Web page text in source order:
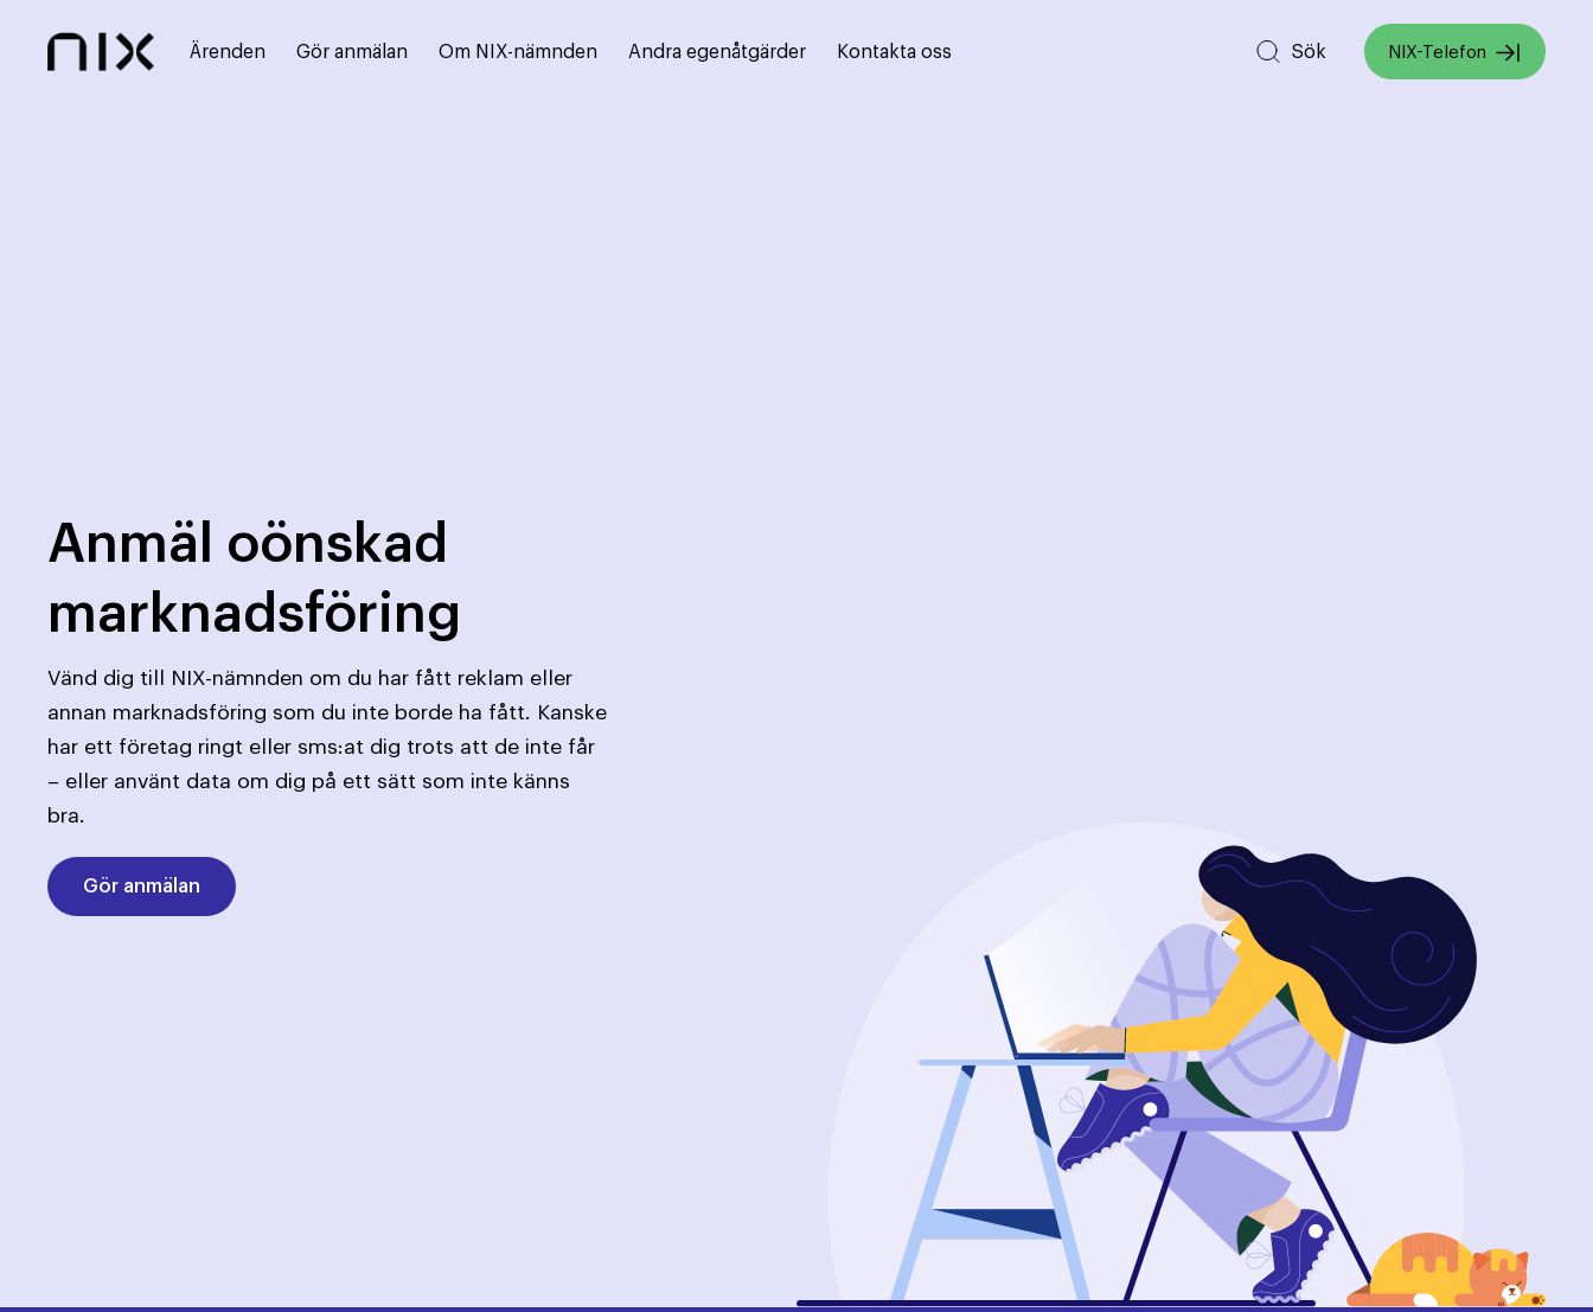
Ärenden Gör anmälan Om NIX-nämnden Andra egenåtgärder Kontakta oss Sök NIX-Telefon
Anmäl oönskad
marknadsföring
Vänd dig till NIX-nämnden om du har fått reklam eller
annan marknadsföring som du inte borde ha fått. Kanske
har ett företag ringt eller sms:at dig trots att de inte får
– eller använt data om dig på ett sätt som inte känns
bra.
Gör anmälan